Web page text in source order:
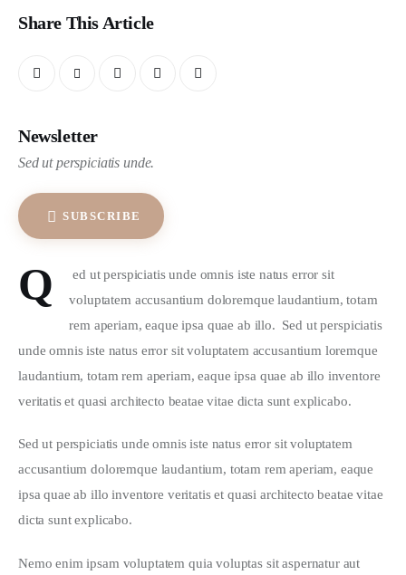
Share This Article
Newsletter
Sed ut perspiciatis unde.
SUBSCRIBE
Q
ed ut perspiciatis unde omnis iste natus error sit
voluptatem accusantium doloremque laudantium, totam
rem aperiam, eaque ipsa quae ab illo.  Sed ut perspiciatis
unde omnis iste natus error sit voluptatem accusantium loremque
laudantium, totam rem aperiam, eaque ipsa quae ab illo inventore
veritatis et quasi architecto beatae vitae dicta sunt explicabo.
Sed ut perspiciatis unde omnis iste natus error sit voluptatem
accusantium doloremque laudantium, totam rem aperiam, eaque
ipsa quae ab illo inventore veritatis et quasi architecto beatae vitae
dicta sunt explicabo.
Nemo enim ipsam voluptatem quia voluptas sit aspernatur aut